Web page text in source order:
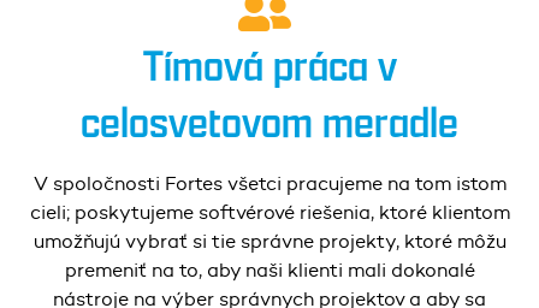
Tímová práca v
celosvetovom meradle
V spoločnosti Fortes všetci pracujeme na tom istom
cieli; poskytujeme softvérové riešenia, ktoré klientom
umožňujú vybrať si tie správne projekty, ktoré môžu
premeniť na to, aby naši klienti mali dokonalé
nástroje na výber správnych projektov a aby sa